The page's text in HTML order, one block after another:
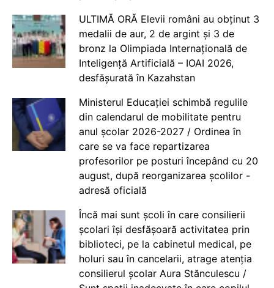
ULTIMĂ ORĂ Elevii români au obținut 3
medalii de aur, 2 de argint și 3 de
bronz la Olimpiada Internațională de
Inteligență Artificială – IOAI 2026,
desfășurată în Kazahstan
Ministerul Educației schimbă regulile
din calendarul de mobilitate pentru
anul școlar 2026-2027 / Ordinea în
care se va face repartizarea
profesorilor pe posturi începând cu 20
august, după reorganizarea școlilor -
adresă oficială
Încă mai sunt școli în care consilierii
școlari își desfășoară activitatea prin
biblioteci, pe la cabinetul medical, pe
holuri sau în cancelarii, atrage atenția
consilierul școlar Aura Stănculescu /